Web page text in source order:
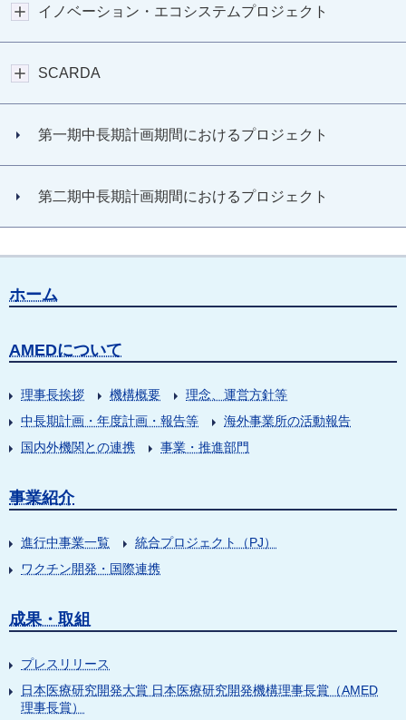
イノベーション・エコシステムプロジェクト
SCARDA
第一期中長期計画期間におけるプロジェクト
第二期中長期計画期間におけるプロジェクト
ホーム
AMEDについて
理事長挨拶 機構概要
理念、運営方針等
中長期計画・年度計画・報告等
海外事業所の活動報告
国内外機関との連携
事業・推進部門
事業紹介
進行中事業一覧
統合プロジェクト（PJ）
ワクチン開発・国際連携
成果・取組
プレスリリース
日本医療研究開発大賞 日本医療研究開発機構理事長賞（AMED
理事長賞）